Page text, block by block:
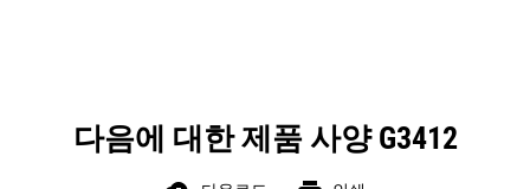
다음에 대한 제품 사양 G3412